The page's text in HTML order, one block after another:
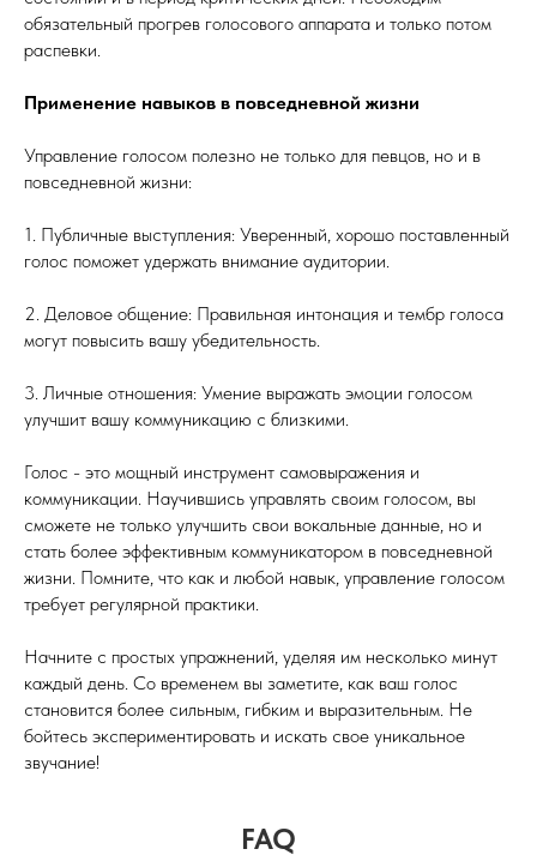
обязательный прогрев голосового аппарата и только потом
распевки.
Применение навыков в повседневной жизни
Управление голосом полезно не только для певцов, но и в
повседневной жизни:
1. Публичные выступления: Уверенный, хорошо поставленный
голос поможет удержать внимание аудитории.
2. Деловое общение: Правильная интонация и тембр голоса
могут повысить вашу убедительность.
3. Личные отношения: Умение выражать эмоции голосом
улучшит вашу коммуникацию с близкими.
Голос - это мощный инструмент самовыражения и
коммуникации. Научившись управлять своим голосом, вы
сможете не только улучшить свои вокальные данные, но и
стать более эффективным коммуникатором в повседневной
жизни. Помните, что как и любой навык, управление голосом
требует регулярной практики.
Начните с простых упражнений, уделяя им несколько минут
каждый день. Со временем вы заметите, как ваш голос
становится более сильным, гибким и выразительным. Не
бойтесь экспериментировать и искать свое уникальное
звучание!
FAQ